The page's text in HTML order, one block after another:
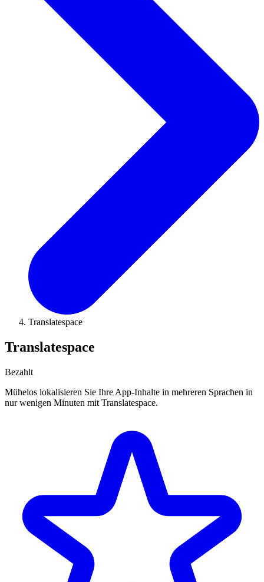
Translatespace
Translatespace
Bezahlt
Mühelos lokalisieren Sie Ihre App-Inhalte in mehreren Sprachen in
nur wenigen Minuten mit Translatespace.